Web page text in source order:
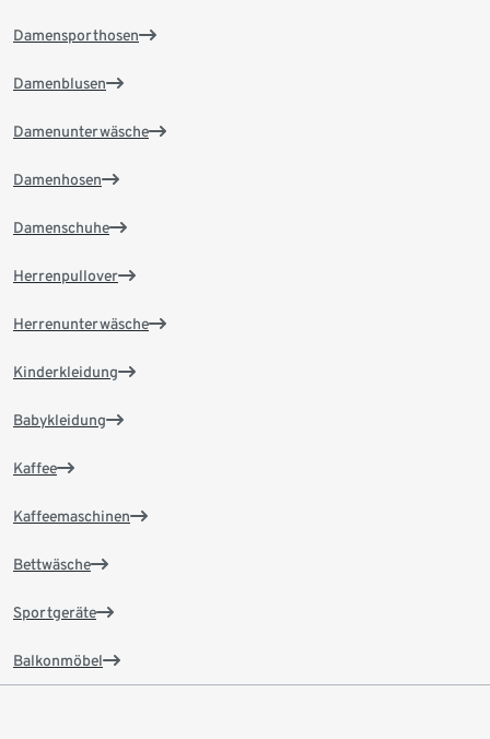
Damensporthosen
Damenblusen
Damenunterwäsche
Damenhosen
Damenschuhe
Herrenpullover
Herrenunterwäsche
Kinderkleidung
Babykleidung
Kaffee
Kaffeemaschinen
Bettwäsche
Sportgeräte
Balkonmöbel